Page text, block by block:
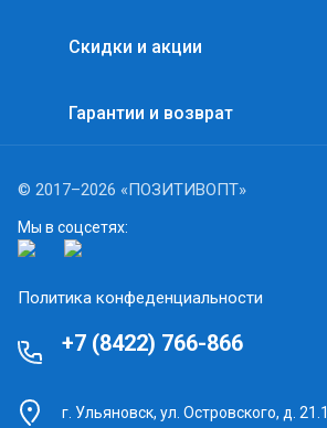
Скидки и акции
Гарантии и возврат
© 2017–2026 «ПОЗИТИВОПТ»
Мы в соцсетях:
Политика конфеденциальности
+7 (8422) 766-866
г. Ульяновск, ул. Островского, д. 21.1